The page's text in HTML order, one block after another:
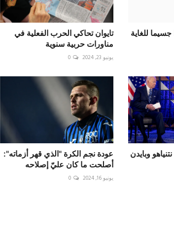
للغاية
تايوان تحاكي الحرب الفعلية في
مناورات حربية سنوية
يونيو 23, 2024 0
وبايدن
عودة نجم الكرة "الذي قهر أزماته":
أصلحت ما كان عليّ إصلاحه
يونيو 16, 2024 0